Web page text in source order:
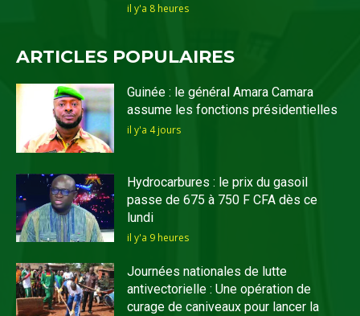
il y'a 8 heures
ARTICLES POPULAIRES
Guinée : le général Amara Camara
assume les fonctions présidentielles
il y'a 4 jours
Hydrocarbures : le prix du gasoil
passe de 675 à 750 F CFA dès ce
lundi
il y'a 9 heures
Journées nationales de lutte
antivectorielle : Une opération de
curage de caniveaux pour lancer la